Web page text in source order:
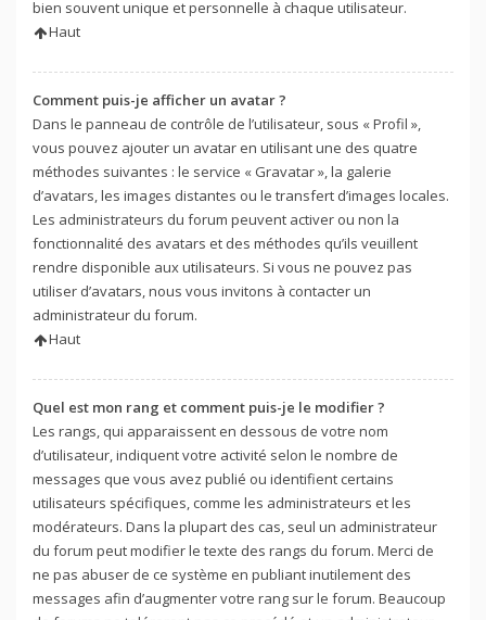
bien souvent unique et personnelle à chaque utilisateur.
Haut
Comment puis-je afficher un avatar ?
Dans le panneau de contrôle de l’utilisateur, sous « Profil »,
vous pouvez ajouter un avatar en utilisant une des quatre
méthodes suivantes : le service « Gravatar », la galerie
d’avatars, les images distantes ou le transfert d’images locales.
Les administrateurs du forum peuvent activer ou non la
fonctionnalité des avatars et des méthodes qu’ils veuillent
rendre disponible aux utilisateurs. Si vous ne pouvez pas
utiliser d’avatars, nous vous invitons à contacter un
administrateur du forum.
Haut
Quel est mon rang et comment puis-je le modifier ?
Les rangs, qui apparaissent en dessous de votre nom
d’utilisateur, indiquent votre activité selon le nombre de
messages que vous avez publié ou identifient certains
utilisateurs spécifiques, comme les administrateurs et les
modérateurs. Dans la plupart des cas, seul un administrateur
du forum peut modifier le texte des rangs du forum. Merci de
ne pas abuser de ce système en publiant inutilement des
messages afin d’augmenter votre rang sur le forum. Beaucoup